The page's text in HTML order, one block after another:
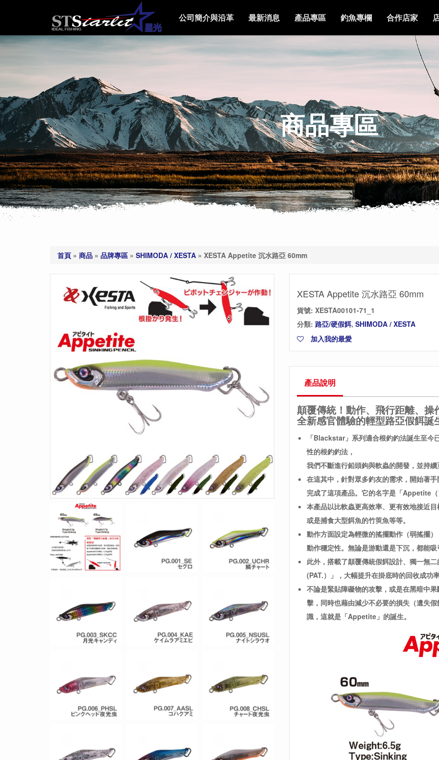
公司簡介與沿革 最新消息 產品專區 釣魚專欄 合作店家
商品專區
首頁 » 商品 » 品牌專區 » SHIMODA / XESTA » XESTA Appetite 沉水路亞 60mm
XESTA Appetite 沉水路亞 60mm
貨號: XESTA00101-71_1
分類: 路亞/硬假餌, SHIMODA / XESTA
加入我的最愛
產品說明
顛覆傳統！動作、飛行距離、
全新感官體驗的輕型路亞假餌誕
「Blackstar」系列適合根釣釣法誕生至今
性的根釣釣法，
我們不斷進行鉛頭鉤與軟蟲的開發，並持續
在這其中，針對眾多釣友的需求，開始著
完成了這項產品。它的名字是「Appetite
本產品以比軟蟲更高效率、更有效地接近
或是捕食大型餌魚的竹筴魚等等。
動作方面設定為輕微的搖擺動作（弱搖擺
動作穩定性。無論是游動還是下沉，都能
此外，搭載了顛覆傳統假餌設計、獨一無
(PAT.）」，大幅提升在掛底時的回收成功
不論是緊貼障礙物的攻擊，或是在黑暗中
擊，同時也藉由減少不必要的損失（遺失
識，這就是「Appetite」的誕生。